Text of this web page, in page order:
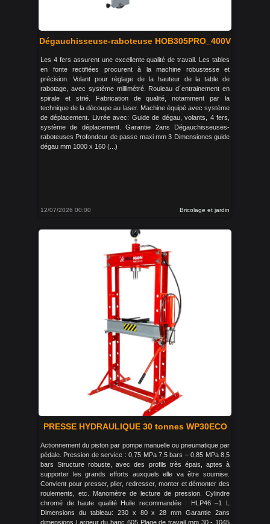
Dégauchisseuse-raboteuse HOB305PRO_400V
Les 4 fers assurent une excellente qualité de travail. Les tables
en fonte rectifiées procurent à la machine robustesse et
précision. Volant pour réglage de la hauteur de la table de
rabotage, avec système millimétré. Rouleau d´entrainement en
spirale et strié. Fabrication de qualité, notamment par la
technique de la découpe au laser. Machine équipé avec système
de déplacement. Livrée avec: Guide de dégau, volants, 4 fers,
système de déplacement. Garantie 2ans Dégauchisseuses-
raboteuses Profondeur de passe maxi mm 3 Dimensiones guide
dégau mm 1000 x 160 (...)
12/07/2026 00:00 Bricolage et jardin
PRESSE HYDRAULIQUE 30 tonnes WP30ECO
Actionnement du piston par pompe manuelle ou pneumatique par
pédale. Pression de service : 0,75 MPa 7,5 bars – 0,85 MPa 8,5
bars Structure robuste, avec des profils très épais, aptes à
supporter les grands efforts auxquels elle va être soumise.
Convient pour presser, plier, redresser, monter et démonter des
roulements, etc. Manomètre de lecture de pression. Cylindre
chromé de haute qualité Huile recommandée : HLP46 –1 L
Dimensions du tableau: 230 x 80 x 28 mm Garantie 2ans
dimensions Largeur du banc 605 Plage de travail mm 30 - 1045